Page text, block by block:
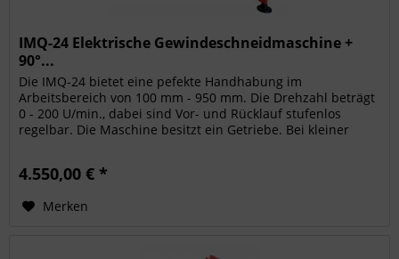
IMQ-24 Elektrische Gewindeschneidmaschine +
90°...
Die IMQ-24 bietet eine pefekte Handhabung im
Arbeitsbereich von 100 mm - 950 mm. Die Drehzahl beträgt
0 - 200 U/min., dabei sind Vor- und Rücklauf stufenlos
regelbar. Die Maschine besitzt ein Getriebe. Bei kleiner
4.550,00 € *
Merken